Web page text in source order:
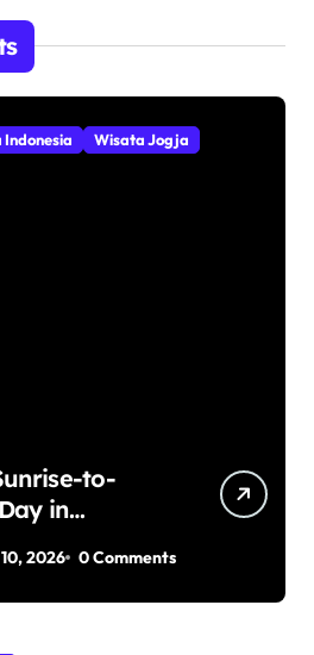
Wisata Jogja
to-
in
2026 0 Comments